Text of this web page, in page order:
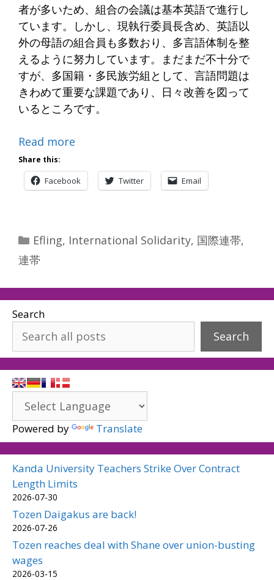
者が多いため、組合の会議は基本英語で進行し
ています。しかし、現執行委員長含め、英語以
外の母語の組合員も多数おり、多言語体制を整
えるように努力しています。まだまだ不十分で
すが、多国籍・多民族労組として、言語問題は
きわめて重要な課題であり、日々改善を図って
いるところです。
Read more
Share this:
Facebook Twitter Email
Categories
Efling, International Solidarity, 国際連帯,
連帯
Search
Search
Powered by Translate
Kanda University Teachers Strike Over Contract
Length Limits
2026-07-30
Tozen Daigakus are back!
2026-07-26
Tozen reaches deal with Shane over union-busting
wages
2026-03-15